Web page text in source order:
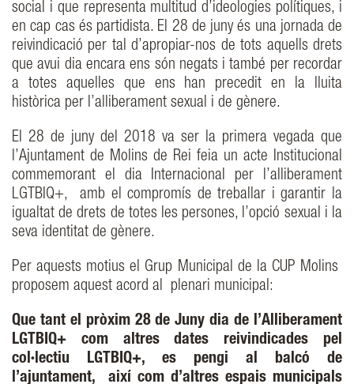
social i que representa multitud d’ideologies polítiques, i
en cap cas és partidista. El 28 de juny és una jornada de
reivindicació per tal d’apropiar-nos de tots aquells drets
que avui dia encara ens són negats i també per recordar
a totes aquelles que ens han precedit en la lluita
històrica per l’alliberament sexual i de gènere.
El 28 de juny del 2018 va ser la primera vegada que
l’Ajuntament de Molins de Rei feia un acte Institucional
commemorant el dia Internacional per l’alliberament
LGTBIQ+, amb el compromís de treballar i garantir la
igualtat de drets de totes les persones, l’opció sexual i la
seva identitat de gènere.
Per aquests motius el Grup Municipal de la CUP Molins
proposem aquest acord al plenari municipal:
Que tant el pròxim 28 de Juny dia de l’Alliberament
LGTBIQ+ com altres dates reivindicades pel
col·lectiu LGTBIQ+, es pengi al balcó de
l’ajuntament, així com d’altres espais municipals